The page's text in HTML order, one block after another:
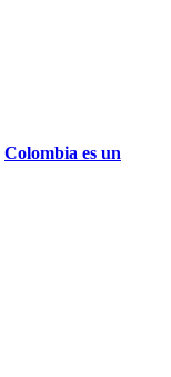
Colombia es un